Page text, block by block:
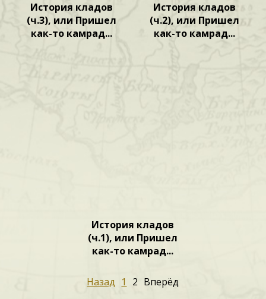
История кладов
(ч.3), или Пришел
как-то камрад...
История кладов
(ч.2), или Пришел
как-то камрад...
История кладов
(ч.1), или Пришел
как-то камрад...
Назад 1 2 Вперёд